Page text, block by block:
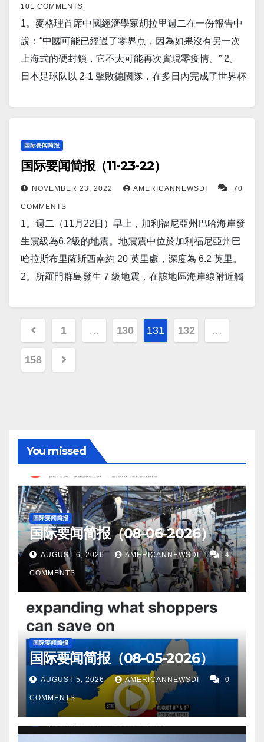
亡人数1人。 康州新增新冠感染797人，新增死0人
17。世界疫情 日本新增感染125,327人,新增死亡164
人。 中国新增感染43,273人，新增死亡9人。 俄罗斯
昨日新增新冠患者6,026人，新增死亡51人。 以下为华
年11月28日。
（11 月 26 日）下午 2 點 20 分，一艘載有
SpaceX 第 26 次商業補給任務的龍貨運飛船為國際空
間站（ISS）發射。這次發射是 SpaceX 在 2022 年的
第54 次整體發射和第五次 Dragon 發射，是
在 11 月 22 日的一次嘗試因惡劣天氣而取消之後進行
近完成。 13。中國研究人員創造了世界上第一種可以
像金屬一樣彎曲的陶瓷物質。 這一發展，如果屬實，
可以改善人工關節和發動機性能。 14。美聯儲本週將
給全國數百萬家庭和企業帶來更深的經濟“痛苦”。
15。韩国三星公司將為英偉達、百度、高通和 IBM 生
產 3nm 芯片。 16。美国疫情 昨日美国新增新冠患者
23,918人。新增死亡人数144人。 康州新增新冠感染
117,840人,新增死亡100人。 中国新增感染40,806人，
新增死亡16人。 俄罗斯昨日新增新冠患者5,936人，新
增死亡56人。 以下为华人服务广告区： 衷心感谢大家
的支持！ 顾震帝 2022年11月27日。
穆罕默德·埃里安（Mohamed El-Erian）表示，我們不
僅正走向另一場经济衰退，而且是“深刻的經濟和金融
轉變”。 7。报道称，在中國中部湖北省鄂州市的南
郊，一座巨大的公寓式建築俯瞰著主幹道。 该建筑有
26 層樓高，是迄今為止世界上最大的單體建築養豬
期劑量更好。 9。路透越南海防市，11 月 25 日（路透
社）- 越南電動汽車製造商 VinFast 週五表示，已向美
國運送了第一批 適用於北美和歐洲市场的999 輛汽
車，為在這個東南亞國家發展汽車生產中心的五年競
標畫上了句號。 10。北京（美聯社）——中國國家主
席習近平和古巴國家主席週五在一次會議上承諾相互
支持他們的共產主義國家的“核心利益”，古巴進一步讚
揚了北京恢復面對面外交。 11。台北，11 月 25 日
康 (2317.TW) 在中國的旗艦 iPhone 工廠的 11 月出貨
京（美聯社）——週五，隨著市政府下令加快建
——一名美國官員周五在敘利亞- 土耳其邊境發生致命
區的穩定並破壞了與伊斯蘭國家組織的鬥爭 。 15。俄
羅斯國防官員聲稱，伊留申 Il-80 深海通信系統測試成
功，使俄羅斯“世界末日”飛機能夠在發生核戰爭時與深
海核潛艇進行通信。 16。美国疫情 昨日美国新增新冠
患者15,419人。新增死亡人数123人。 康州新增新冠
感染636人，新增死0人 17。世界疫情 日本新增感染
60,108人,新增死亡130人。 中国新增感染12,568人，
新增死亡13人。 俄罗斯昨日新增新冠患者5,742人，新
增死亡57人。 以下为华人服务广告区： 衷心感谢大家
的支持！ 顾震帝 2022年11月26日。
箭殘骸後，菲律賓已向中國尋求解釋。 4。布魯塞爾，
11 月 24 日（路透社）——歐洲理事會主席查爾斯·米
歇爾將於 12 月 1 日在中國會見中國國家主席習近平，
討論一系列全球挑戰，包括烏克蘭戰爭、台灣緊張局
稱，中國石油和天然氣巨頭中海油已經探明了其在美
的背景下，該公司加快了從西方國家撤出的步伐。 6。
安卡拉，11 月 24 日（路透社）——土耳其國防部長
斯要求土耳其不要對敘利亞發動全面攻勢後，安卡拉
將繼續應對來自敘利亞北部的襲擊。 7。报道称，僅月
球表层就有足夠的氧氣，可維持 80 億人 活10 萬年。
8。蘋果供應商富士康將向新員工支付 1,400 美元，如
果他们立即辭職，因為中國的“iPhone 城”進
入 COVID 封鎖狀態。 9。週四，聯合國人權理事會舉
化的人權狀況，特別是婦女和兒童的人權狀況”，並投
票通過了一項決議，以促進對所謂的暴行進行問責。
時候俄羅斯因入侵烏克蘭而被停職，但俄羅斯稱聯合
一提議對柏林來說可能是不可能的，因為它會大大加
強北約在烏克蘭的參與。 11。Wellcome Sanger 研究
所的研究人員進行的一項研究聲稱，任何物種的基因
突變速度決定了它們的壽命。 當任何物種的 DNA 突變
率變慢時，該物種的平均壽命就會變長。老鼠每年要
經歷 796 次基因突變，寿命大約为3.7 年。而人類每年
經歷 47 次基因突變，壽命約為 80 年。 12。美國國防
部 (DoD) 發布了一份官方文件，詳細說明了它計劃如
何將零信任網絡訪問 (ZTNA) 整合到其所有部門，從技
術、網絡安全到人力資源。 13。匈牙利推遲批准芬蘭
和瑞典加入北約的申請——但總理維克托·歐爾班表
示，它將在明年初獲得批准。 14。普林斯頓大學的研
究人員已成功使用蛋清製造出一種輕質多孔的氣凝膠
材料，可以去除水中近 100% 的微塑料，还可用於多
種用途，包括水過濾、能量儲存、隔音以及絕緣。
15。美國太空部隊 (USSF) 於 11 月 22 日在夏威夷珍
珠港希卡姆聯合基地舉行的儀式上正式啟動並將美國
101 COMMENTS
1。麥格理首席中國經濟學家胡拉里週二在一份報告中
說：“中國可能已經過了零界点，因為如果沒有另一次
上海式的硬封鎖，它不太可能再次實現零疫情。” 2。
日本足球队以 2-1 擊敗德國隊，在多日內完成了世界杯
衝破障礙物，與身穿白色防護服的警衛發生衝突。 一
些工人被棍棒毆打，而另一些人則憤怒地襲擊了一輛
警車。 最終，防暴警察趕到，控制了局勢。 4。美國
機，他們說這可以讓它打破對俄羅斯軍艦的封鎖，阻
止貨物通過黑海。 5。报道称，中國的J-15海軍戰鬥機
現在由本地製造的發動機提供動力。 6。一場 5.9 級地
震襲擊了土耳其西部杜茲採鎮附近的一個地區，該地
（130 英里）處。 7。近幾個月來，數百架中國製造的
無人機飛入華盛頓特區上空的限制空域，官員們正在
努力阻止外國製造的技術對這些限制區域進行監
視。 雖然中國可能不會直接控制這些無人機，但任何
從而適得其反。 9。全球海軍能力的轉變可能即將到
來，中國大規模的海軍現代化雄心威脅著美國的主導
風險。 10。北京 - 繼上個月二十大後，網上搜索離開
中國的方式呈爆炸式增長。 僅在微信上，就有超過
6000萬人搜索出境信息。 一周後，隨著全國范圍內
的 COVID-19 病例呈上升趨勢，這一數字在一天內上
升到 8000 萬。 11。一項新的研究稱，天文學家發現
了一顆與地球幾乎相同大小的行星，它在其恆星的宜
居帶內運行，其表面可能存在液態水。 12。上週，喬·
拜登總統在 G20 峰會上會見了中國國家主席習近平，
以保持美中關係走上正軌。 在他們進行廣泛會談幾天
后，副總統卡馬拉哈里斯會見了習近平，以跟進兩國
將保持對話的保證。 13。高盛對未來 3 個月股票的預
測並不乐观，投資者應該期待明年“痛苦減少，但也沒
有收穫”。 14。第六屆中國—南亞博覽會匯聚80個國
家、地區和國際組織。第六屆中國—南亞博覽會暨第
国际要闻简报
国际要闻简报（11-23-22）
NOVEMBER 23, 2022 AMERICANNEWSDI 70
COMMENTS
1。週二（11月22日）早上，加利福尼亞州巴哈海岸發
生震級為6.2級的地震。地震震中位於加利福尼亞州巴
哈拉斯布里薩斯西南約 20 英里處，深度為 6.2 英里。
2。所羅門群島發生 7 級地震，在該地區海岸線附近觸
11 月 22 日（路透社）- 默克公司 (MRK.N) 週二表示，
達到了治療一種胃癌的後期研究的主要目標。 4。俄羅
已經成功完成了涉及其 L-SAM 地對空導彈系統的導彈
局 (ADD) 在當地開發，計劃作為具有強大反彈道導
彈 (ABM) 能力的“高端”防空系統。 6。韓國首爾（美聯
社）——朝鮮領導人金正恩的有影響力的胞妹週二警
告美國，隨著華盛頓推動聯合國譴責朝鮮最近的洲際
彈道導彈試驗，它將面臨“更致命的安全危機”。 7。該
公司透露，由瑞士初創公司 Morand 開發的一項新電池
技術可以讓電動汽車 (EV) 電池充電的時間比在加油站
為內燃機 (ICE) 車輛加滿油所需的時間更短，僅需
72 秒。 8。卡塔爾多哈（美聯社）——週二，伊朗因
世界杯開賽的恥辱而感到震驚，在一場比賽中以 6-2 不
平衡輸給了英格蘭。媒体指责抗议者。 9。路透11月
22日 - 俄羅斯通訊社週二援引俄羅斯駐敘利亞特使的話
說，俄羅斯呼籲土耳其在敘利亞使用“過度”軍事力量時
表現出克制，並防止緊張局勢升級。 10。在阿爾忒彌
斯一號执行任務近一周後，美國宇航局的獵戶座模塊
Posts
pagination
1 … 130 131 132 …
158
You missed
国际要闻简报
国际要闻简报（08-06-2026）
AUGUST 6, 2026 AMERICANNEWSDI 4
COMMENTS
国际要闻简报
国际要闻简报（08-05-2026）
AUGUST 5, 2026 AMERICANNEWSDI 0
COMMENTS